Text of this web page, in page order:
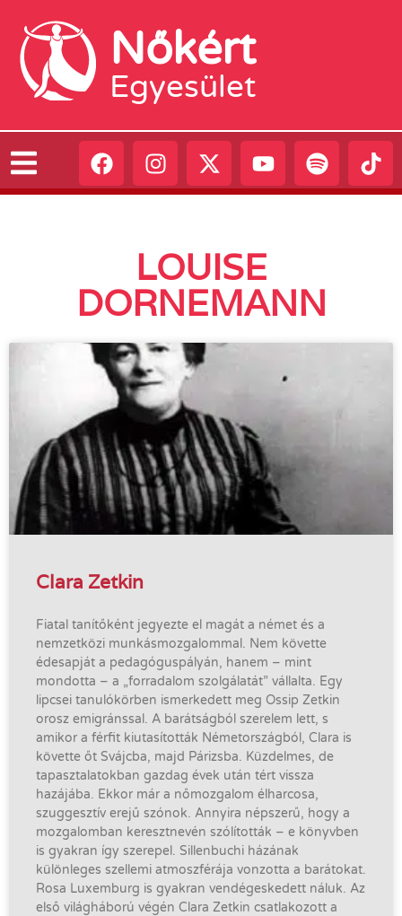
Nőkért
Egyesület
LOUISE
DORNEMANN
Clara Zetkin
Fiatal ​tanítőként jegyezte el magát a német és a
nemzetközi munkásmozgalommal. Nem követte
édesapját a pedagóguspályán, hanem – mint
mondotta – a „forradalom szolgálatát” vállalta. Egy
lipcsei tanulókörben ismerkedett meg Ossip Zetkin
orosz emigránssal. A barátságból szerelem lett, s
amikor a férfit kiutasították Németországból, Clara is
követte őt Svájcba, majd Párizsba. Küzdelmes, de
tapasztalatokban gazdag évek után tért vissza
hazájába. Ekkor már a nőmozgalom élharcosa,
szuggesztív erejű szónok. Annyira népszerű, hogy a
mozgalomban keresztnevén szólították – e könyvben
is gyakran így szerepel. Sillenbuchi házának
különleges szellemi atmoszférája vonzotta a barátokat.
Rosa Luxemburg is gyakran vendégeskedett náluk. Az
első világháború végén Clara Zetkin csatlakozott a